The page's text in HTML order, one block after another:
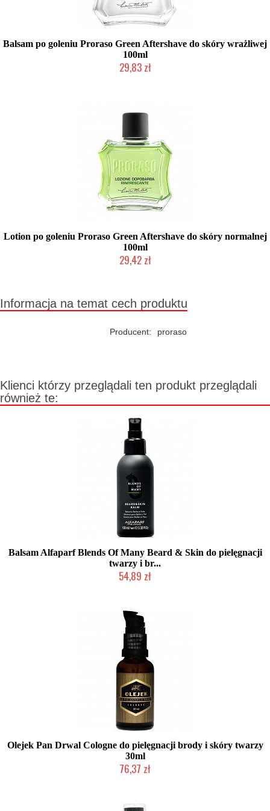
Balsam po goleniu Proraso Green Aftershave do skóry wrażliwej
100ml
29,83 zł
Lotion po goleniu Proraso Green Aftershave do skóry normalnej
100ml
29,42 zł
Informacja na temat cech produktu
Producent: proraso
Klienci którzy przeglądali ten produkt przeglądali
również te:
Balsam Alfaparf Blends Of Many Beard & Skin do pielęgnacji
twarzy i br...
54,89 zł
Olejek Pan Drwal Cologne do pielęgnacji brody i skóry twarzy
30ml
76,37 zł